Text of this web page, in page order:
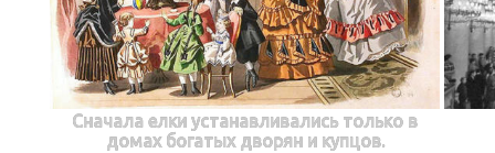
Сначала елки устанавливались только в
домах богатых дворян и купцов.